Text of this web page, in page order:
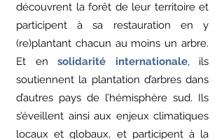
découvrent la forêt de leur territoire et
participent à sa restauration en y
(re)plantant chacun au moins un arbre.
Et en solidarité internationale, ils
soutiennent la plantation d’arbres dans
d’autres pays de l’hémisphère sud. Ils
s’éveillent ainsi aux enjeux climatiques
locaux et globaux, et participent à la